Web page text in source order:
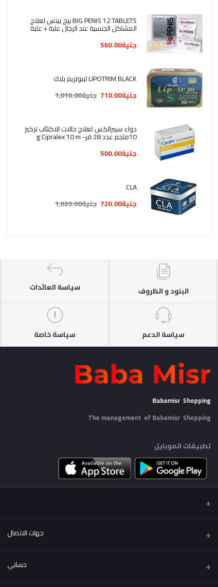
BIG PENIS 12 TABLETS بيج بينس لعلاج
المشاكل الجنسية عند الرجال علبة + علبة
جنية560.00
LIPOTRIM BLACK ليبوتريم بلاك
جنية710.00
جنية1,010.00
دواء سيبرالكس لعلاج حالات الاكتئاب تركيز
10ملجم عدد 28 قر- g Cipralex 10 m
جنية500.00
CLA
جنية720.00
جنية1,020.00
البنود و الظروف سياسة العائدات
سياسة الدعم سياسة خاصة
Babamisr Shopping
The management of Babamisr Shopping
تطبيقات الموبايل
جهات الاتصال
عنوان
Babamisr Shopping
حسابي